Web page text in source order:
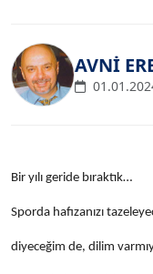
AVNİ
Bir yılı geride bıraktık…
Sporda hafızanızı
diyeceğim de, dilim